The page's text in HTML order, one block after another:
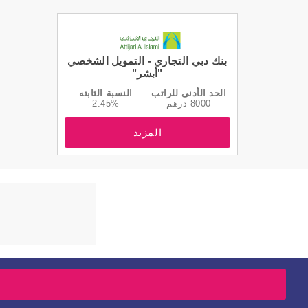
بنك دبي التجاري - التمويل الشخصي
"أبشر"
الحد الأدنى للراتب
8000 درهم
النسبة الثابته
2.45%
المزيد